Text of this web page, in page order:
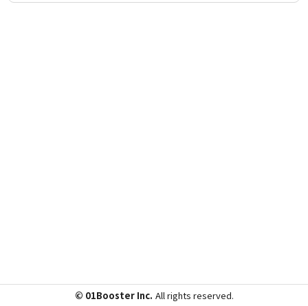
© 01Booster Inc. All rights reserved.